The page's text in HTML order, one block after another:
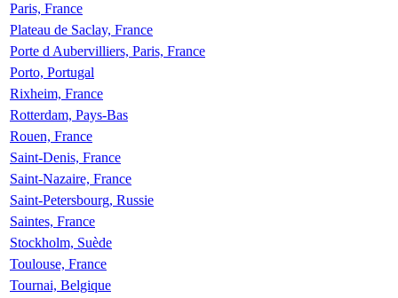
Paris, France
Plateau de Saclay, France
Porte d Aubervilliers, Paris, France
Porto, Portugal
Rixheim, France
Rotterdam, Pays-Bas
Rouen, France
Saint-Denis, France
Saint-Nazaire, France
Saint-Petersbourg, Russie
Saintes, France
Stockholm, Suède
Toulouse, France
Tournai, Belgique